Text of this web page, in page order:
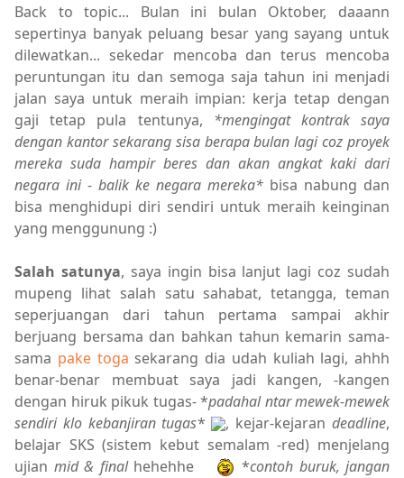
Back to topic... Bulan ini bulan Oktober, daaann
sepertinya banyak peluang besar yang sayang untuk
dilewatkan... sekedar mencoba dan terus mencoba
peruntungan itu dan semoga saja tahun ini menjadi
jalan saya untuk meraih impian: kerja tetap dengan
gaji tetap pula tentunya, *mengingat kontrak saya
dengan kantor sekarang sisa berapa bulan lagi coz proyek
mereka suda hampir beres dan akan angkat kaki dari
negara ini - balik ke negara mereka* bisa nabung dan
bisa menghidupi diri sendiri untuk meraih keinginan
yang menggunung :)
Salah satunya, saya ingin bisa lanjut lagi coz sudah
mupeng lihat salah satu sahabat, tetangga, teman
seperjuangan dari tahun pertama sampai akhir
berjuang bersama dan bahkan tahun kemarin sama-
sama pake toga sekarang dia udah kuliah lagi, ahhh
benar-benar membuat saya jadi kangen, -kangen
dengan hiruk pikuk tugas- *padahal ntar mewek-mewek
sendiri klo kebanjiran tugas* , kejar-kejarandeadline,
belajar SKS (sistem kebut semalam -red) menjelang
ujian mid & finalhehehhe *contoh buruk, jangan